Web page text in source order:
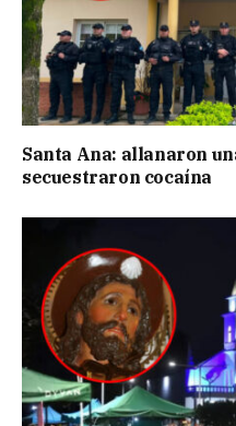
Santa Ana: allanaron
secuestraron cocaína